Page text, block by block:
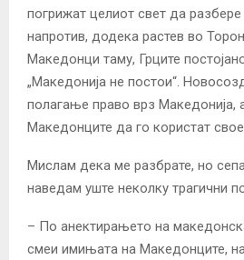
погрижат целиот свет да
напротив, додека растев во
Македонци таму, Грците
„Македонија не постои“.
полагање право врз Македонија,
Македонците да го користат
Мислам дека ме разбрате, но
наведам уште неколку трагични
– По анектирањето на
смеи имињата на Македонците,